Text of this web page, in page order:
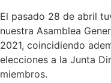
El pasado 28 de abril
nuestra Asamblea
2021, coincidiendo
elecciones a la Junta
miembros.